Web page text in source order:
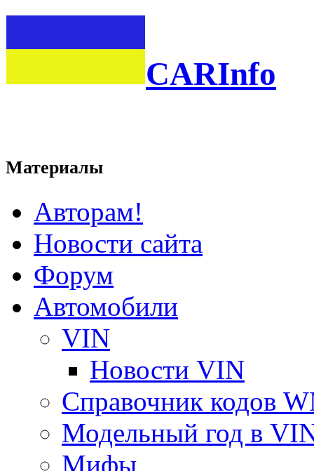
CARInfo
Материалы
Авторам!
Новости сайта
Форум
Автомобили
VIN
Новости VIN
Справочник кодов
Модельный год в
Мифы